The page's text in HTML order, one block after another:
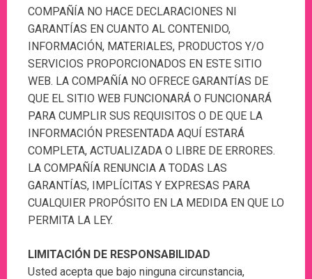
COMPAÑÍA NO HACE DECLARACIONES NI
GARANTÍAS EN CUANTO AL CONTENIDO,
INFORMACIÓN, MATERIALES, PRODUCTOS Y/O
SERVICIOS PROPORCIONADOS EN ESTE SITIO
WEB. LA COMPAÑÍA NO OFRECE GARANTÍAS DE
QUE EL SITIO WEB FUNCIONARÁ O FUNCIONARÁ
PARA CUMPLIR SUS REQUISITOS O DE QUE LA
INFORMACIÓN PRESENTADA AQUÍ ESTARÁ
COMPLETA, ACTUALIZADA O LIBRE DE ERRORES.
LA COMPAÑÍA RENUNCIA A TODAS LAS
GARANTÍAS, IMPLÍCITAS Y EXPRESAS PARA
CUALQUIER PROPÓSITO EN LA MEDIDA EN QUE LO
PERMITA LA LEY.
LIMITACIÓN DE RESPONSABILIDAD
Usted acepta que bajo ninguna circunstancia,